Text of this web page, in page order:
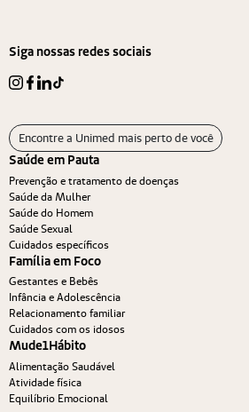
Siga nossas redes sociais
Encontre a Unimed mais perto de você
Saúde em Pauta
Prevenção e tratamento de doenças
Saúde da Mulher
Saúde do Homem
Saúde Sexual
Cuidados específicos
Família em Foco
Gestantes e Bebês
Infância e Adolescência
Relacionamento familiar
Cuidados com os idosos
Mude1Hábito
Alimentação Saudável
Atividade física
Equilíbrio Emocional